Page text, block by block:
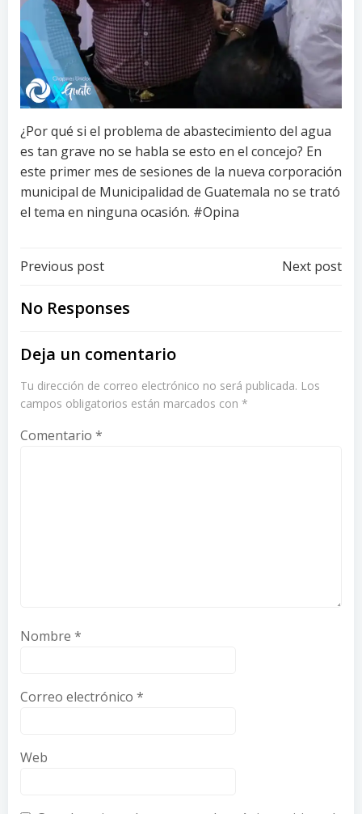
¿Por qué si el problema de abastecimiento del agua
es tan grave no se habla se esto en el concejo? En
este primer mes de sesiones de la nueva corporación
municipal de Municipalidad de Guatemala no se trató
el tema en ninguna ocasión. #Opina
Post
navigation
Previous post Next post
No Responses
Deja un comentario
Tu dirección de correo electrónico no será publicada. Los
campos obligatorios están marcados con *
Comentario *
Nombre *
Correo electrónico *
Web